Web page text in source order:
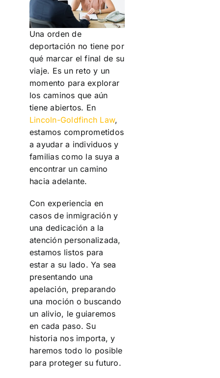
Una orden de
deportación no tiene por
qué marcar el final de su
viaje. Es un reto y un
momento para explorar
los caminos que aún
tiene abiertos. En
Lincoln-Goldfinch Law,
estamos comprometidos
a ayudar a individuos y
familias como la suya a
encontrar un camino
hacia adelante.
Con experiencia en
casos de inmigración y
una dedicación a la
atención personalizada,
estamos listos para
estar a su lado. Ya sea
presentando una
apelación, preparando
una moción o buscando
un alivio, le guiaremos
en cada paso. Su
historia nos importa, y
haremos todo lo posible
para proteger su futuro.